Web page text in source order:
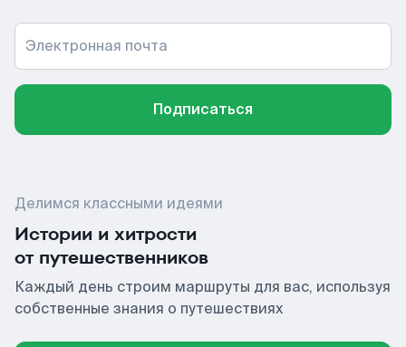
Электронная почта
Подписаться
Делимся классными идеями
Истории и хитрости
от путешественников
Каждый день строим маршруты для вас, используя
собственные знания о путешествиях